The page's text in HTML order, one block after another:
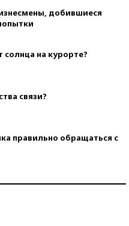
добившиеся
солнца на курорте?
связи?
правильно обращаться с